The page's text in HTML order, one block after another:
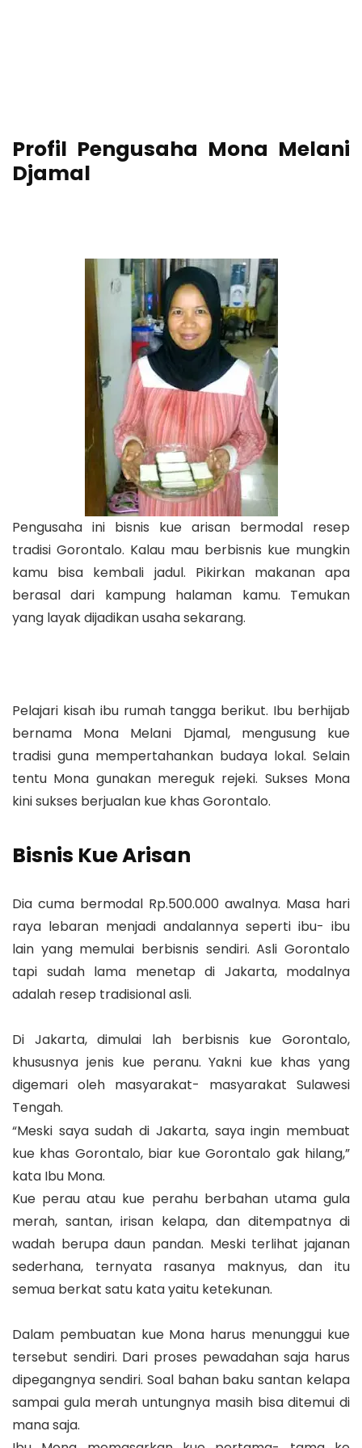
Profil Pengusaha Mona Melani
Djamal
Pengusaha ini bisnis kue arisan bermodal resep
tradisi Gorontalo. Kalau mau berbisnis kue mungkin
kamu bisa kembali jadul. Pikirkan makanan apa
berasal dari kampung halaman kamu. Temukan
yang layak dijadikan usaha sekarang.
Pelajari kisah ibu rumah tangga berikut. Ibu berhijab
bernama Mona Melani Djamal, mengusung kue
tradisi guna mempertahankan budaya lokal. Selain
tentu Mona gunakan mereguk rejeki. Sukses Mona
kini sukses berjualan kue khas Gorontalo.
Bisnis Kue Arisan
Dia cuma bermodal Rp.500.000 awalnya. Masa hari
raya lebaran menjadi andalannya seperti ibu- ibu
lain yang memulai berbisnis sendiri. Asli Gorontalo
tapi sudah lama menetap di Jakarta, modalnya
adalah resep tradisional asli.
Di Jakarta, dimulai lah berbisnis kue Gorontalo,
khususnya jenis kue peranu. Yakni kue khas yang
digemari oleh masyarakat- masyarakat Sulawesi
Tengah.
“Meski saya sudah di Jakarta, saya ingin membuat
kue khas Gorontalo, biar kue Gorontalo gak hilang,”
kata Ibu Mona.
Kue perau atau kue perahu berbahan utama gula
merah, santan, irisan kelapa, dan ditempatnya di
wadah berupa daun pandan. Meski terlihat jajanan
sederhana, ternyata rasanya maknyus, dan itu
semua berkat satu kata yaitu ketekunan.
Dalam pembuatan kue Mona harus menunggui kue
tersebut sendiri. Dari proses pewadahan saja harus
dipegangnya sendiri. Soal bahan baku santan kelapa
sampai gula merah untungnya masih bisa ditemui di
mana saja.